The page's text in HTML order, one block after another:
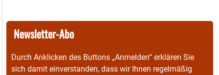
Newsletter-Abo
Durch Anklicken des Buttons „Anmelden“ erklären Sie
sich damit einverstanden, dass wir Ihnen regelmäßig